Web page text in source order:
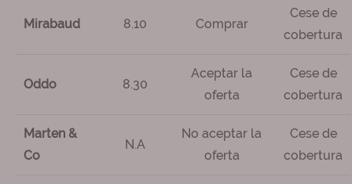
Mirabaud 8.10 Comprar
Cese de
cobertura
Oddo 8.30
Aceptar la
oferta
Cese de
cobertura
Marten &
Co
N.A
No aceptar la
oferta
Cese de
cobertura